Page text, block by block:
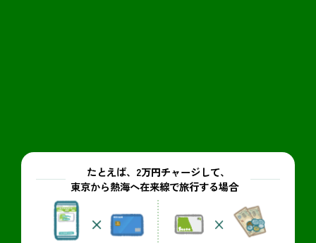
たとえば、2万円チャージして、
東京から熱海へ在来線で旅行する場合